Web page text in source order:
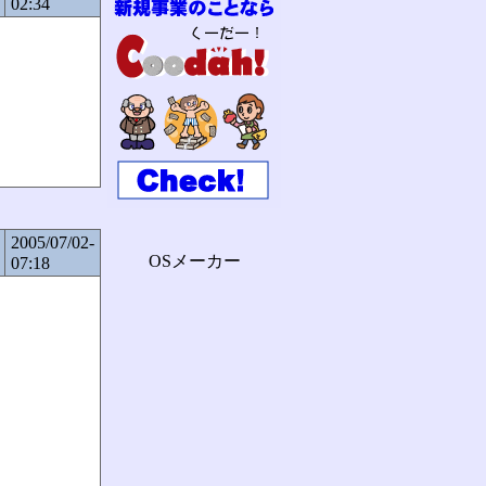
02:34
2005/07/02-
07:18
OSメーカー